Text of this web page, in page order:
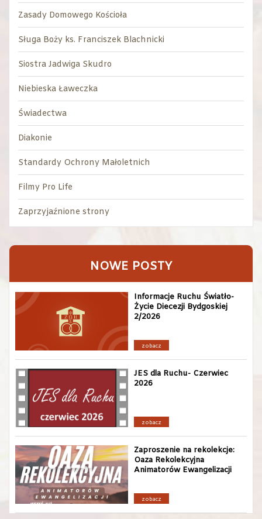
Zasady Domowego Kościoła
Sługa Boży ks. Franciszek Blachnicki
Siostra Jadwiga Skudro
Niebieska Ławeczka
Świadectwa
Diakonie
Standardy Ochrony Małoletnich
Filmy Pro Life
Zaprzyjaźnione strony
NOWE POSTY
Informacje Ruchu Światło-
Życie Diecezji Bydgoskiej
2/2026
zobacz
JES dla Ruchu- Czerwiec
2026
zobacz
Zaproszenie na rekolekcje:
Oaza Rekolekcyjna
Animatorów Ewangelizacji
zobacz